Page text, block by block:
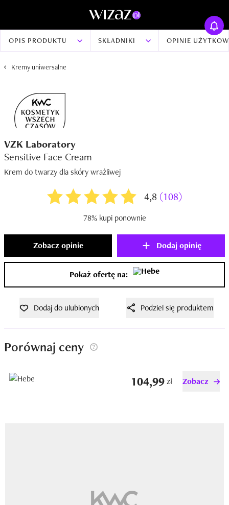
OPIS PRODUKTU SKŁADNIKI OPINIE
Kremy uniwersalne
VZK Laboratory
Sensitive Face Cream
Krem do twarzy dla skóry wrażliwej
4,8 (108)
78% kupi ponownie
Zobacz opinie Dodaj opinię
Pokaż ofertę na:
Dodaj do ulubionych Podziel się produktem
Porównaj ceny
104,99zł Zobacz